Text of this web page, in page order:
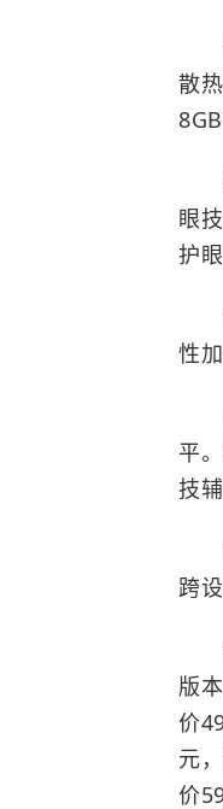
核
散
屏
眼
护
音
性
续
平
技
移
跨
价
版
价
元
价